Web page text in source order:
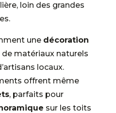
loin des grandes
une décoration
de matériaux naturels
locaux.
offrent même
, parfaits pour
sur les toits